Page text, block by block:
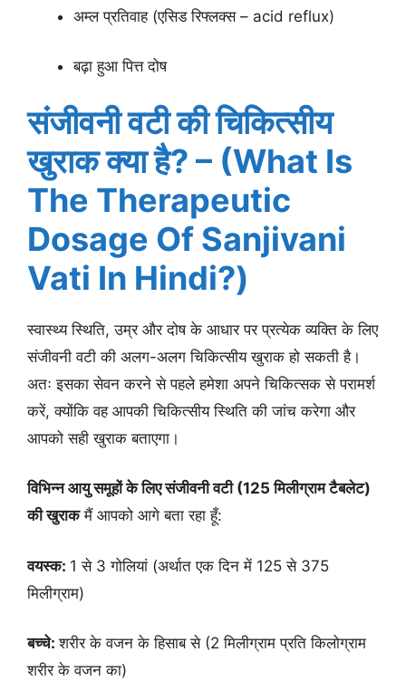
अम्ल प्रतिवाह (एसिड रिफ्लक्स – acid reflux)
बढ़ा हुआ पित्त दोष
संजीवनी वटी की चिकित्सीय
खुराक क्या है? – (What Is
The Therapeutic
Dosage Of Sanjivani
Vati In Hindi?)
स्वास्थ्य स्थिति, उम्र और दोष के आधार पर प्रत्येक व्यक्ति के लिए
संजीवनी वटी की अलग-अलग चिकित्सीय खुराक हो सकती है।
अतः इसका सेवन करने से पहले हमेशा अपने चिकित्सक से परामर्श
करें, क्योंकि वह आपकी चिकित्सीय स्थिति की जांच करेगा और
आपको सही खुराक बताएगा।
विभिन्न आयु समूहों के लिए संजीवनी वटी (125 मिलीग्राम टैबलेट)
की खुराकमैं आपको आगे बता रहा हूँ:
वयस्क: 1 से 3 गोलियां (अर्थात एक दिन में 125 से 375
मिलीग्राम)
बच्चे:शरीर के वजन के हिसाब से (2 मिलीग्राम प्रति किलोग्राम
शरीर के वजन का)